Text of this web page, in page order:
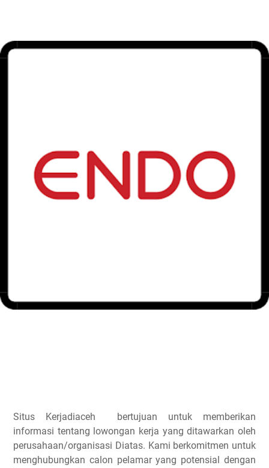
Situs Kerjadiaceh bertujuan untuk memberikan
informasi tentang lowongan kerja yang ditawarkan oleh
perusahaan/organisasi Diatas. Kami berkomitmen untuk
menghubungkan calon pelamar yang potensial dengan